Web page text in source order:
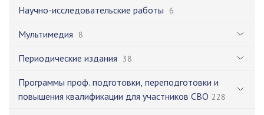
Научно-исследовательские работы 6
Мультимедия 8
Периодические издания 38
Программы проф. подготовки, переподготовки и
повышения квалификации для участников СВО 228